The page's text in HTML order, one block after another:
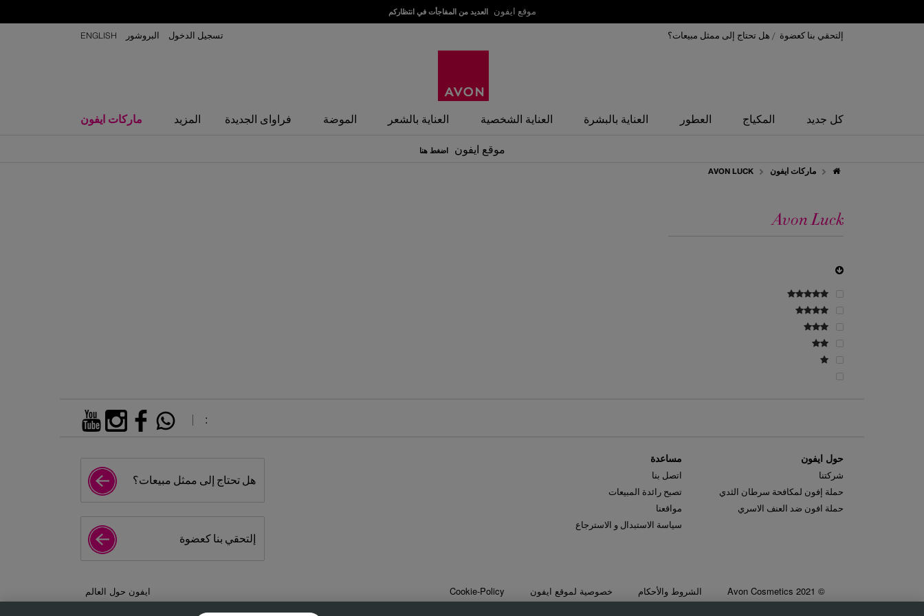
موقع ايفون العديد من المفاجأت في انتظاركم
إلتحقي بنا كعضوة / هل تحتاج إلى ممثل مبيعات؟ تسجيل الدخول البروشور ENGLISH
كل جديد المكياج العطور العناية بالبشرة العناية الشخصية العناية بالشعر الموضة فراواى الجديدة المزيد ماركات ايفون
موقع ايفون اضغط هنا
ماركات ايفون AVON LUCK
Avon Luck
:
حول ايفون
شركتنا
حملة إفون لمكافحة سرطان الثدي
حملة افون ضد العنف الاسري
مساعدة
اتصل بنا
تصبح رائدة المبيعات
مواقعنا
سياسة الاستبدال و الاسترجاع
هل تحتاج إلى ممثل مبيعات؟
إلتحقي بنا كعضوة
© 2021 Avon Cosmetics الشروط والأحكام خصوصية لموقع ايفون Cookie-Policy ايفون حول العالم